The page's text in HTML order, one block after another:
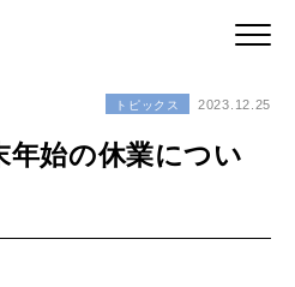
トピックス 2023.12.25
年始の休業につい